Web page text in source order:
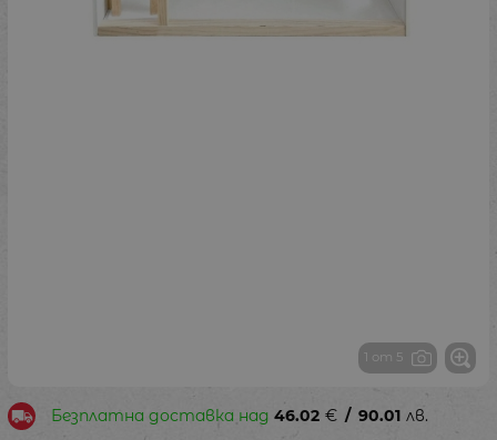
1 от 5
Безплатна доставка над 46.02 € / 90.01 лв.